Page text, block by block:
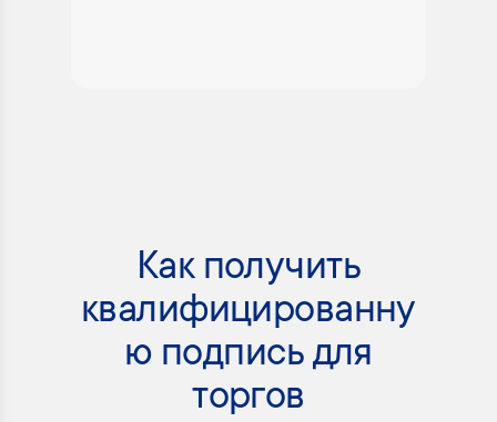
Как получить
квалифицированну
ю подпись для
торгов